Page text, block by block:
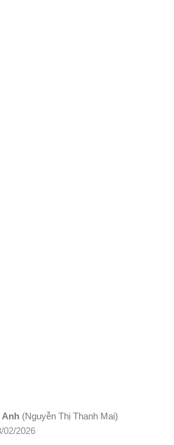
Anh (Nguyễn Thị Thanh Mai)
02/2026